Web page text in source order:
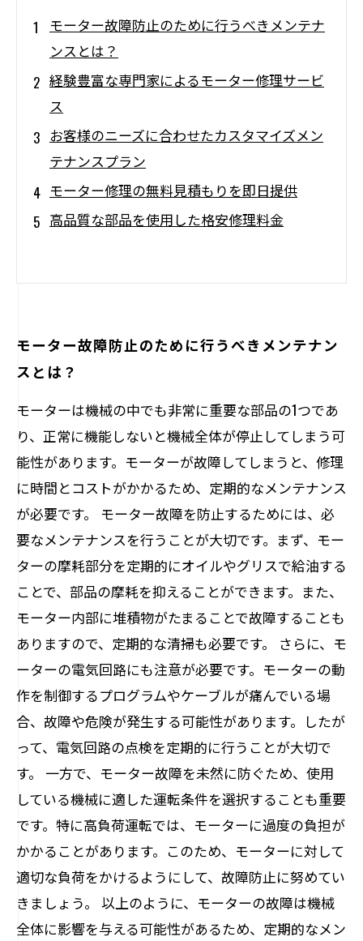
モーター故障防止のために行うべきメンテナ
ンスとは？
経験豊富な専門家によるモーター修理サービ
ス
お客様のニーズに合わせたカスタマイズメン
テナンスプラン
モーター修理の無料見積もりを即日提供
高品質な部品を使用した格安修理料金
モーター故障防止のために行うべきメンテナン
スとは？
モーターは機械の中でも非常に重要な部品の1つであ
り、正常に機能しないと機械全体が停止してしまう可
能性があります。モーターが故障してしまうと、修理
に時間とコストがかかるため、定期的なメンテナンス
が必要です。 モーター故障を防止するためには、必
要なメンテナンスを行うことが大切です。まず、モー
ターの摩耗部分を定期的にオイルやグリスで給油する
ことで、部品の摩耗を抑えることができます。また、
モーター内部に堆積物がたまることで故障することも
ありますので、定期的な清掃も必要です。 さらに、モ
ーターの電気回路にも注意が必要です。モーターの動
作を制御するプログラムやケーブルが痛んでいる場
合、故障や危険が発生する可能性があります。したが
って、電気回路の点検を定期的に行うことが大切で
す。 一方で、モーター故障を未然に防ぐため、使用
している機械に適した運転条件を選択することも重要
です。特に高負荷運転では、モーターに過度の負担が
かかることがあります。このため、モーターに対して
適切な負荷をかけるようにして、故障防止に努めてい
きましょう。 以上のように、モーターの故障は機械
全体に影響を与える可能性があるため、定期的なメン